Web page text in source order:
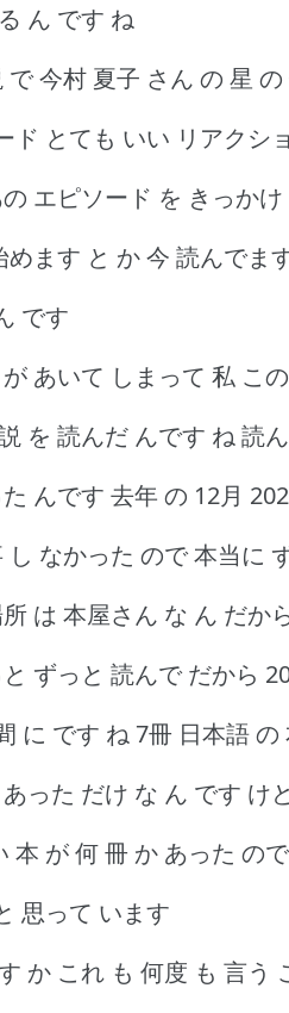
ん です ね
今村 夏子 さん の 星
ド とても いい リアクシ
エピソード を きっか
ます と か 今 読んでま
です
あいて しまって 私 こ
を 読んだ んです ね 読
んです 去年 の 12月
なかった ので 本当に
は 本屋さん な ん だか
ずっと 読んで だから
に です ね 7冊 日本語
った だけ な ん です け
本 が 何 冊 か あった の
思って います
か これ も 何度 も 言う